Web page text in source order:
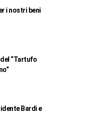
i nostri beni
“Tartufo
Bardi e